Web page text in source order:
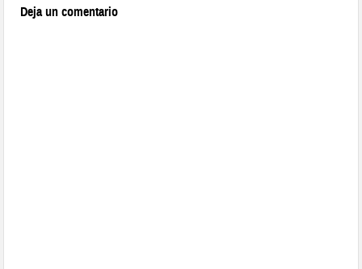
Deja un comentario